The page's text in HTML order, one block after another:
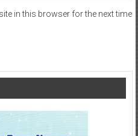
in this browser for the next time